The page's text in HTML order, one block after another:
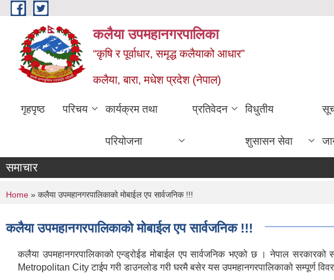
Skip to main content
कलैया उपमहानगरपालिका
“कृषि र पूर्वाधार, समृद्ध कलैयाको आधार”
कलैया, बारा, मधेश प्रदेश (नेपाल)
गृहपृष्ठ परिचय कार्यक्रम तथा
परियोजना
प्रतिवेदन विधुतीय
शुसासन सेवा
समाचार
You are here
Home » कलैया उपमहानगरपालिकाको मोबाईल एप सार्वजनिक !!!
कलैया उपमहानगरपालिकाको मोबाईल एप सार्वजनिक !!!
कलैया उपमहानगरपालिकाको एन्ड्रोईड मोबाईल एप सार्वजनिक भएको छ । नेपाल
Metropolitan City टाईप गरी डाउनलोड गरी घरमै बसेर यस उपमहानगरपालिकाको सम्पूर्ण